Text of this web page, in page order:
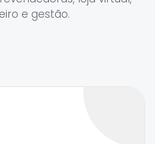
e gestão.